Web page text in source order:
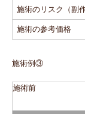
施術のリスク（副作
施術の参考価格
施術例③
施術前